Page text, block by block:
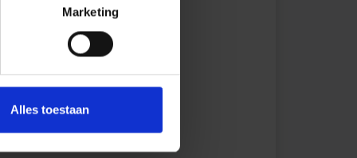
Marketing
Alles toestaan